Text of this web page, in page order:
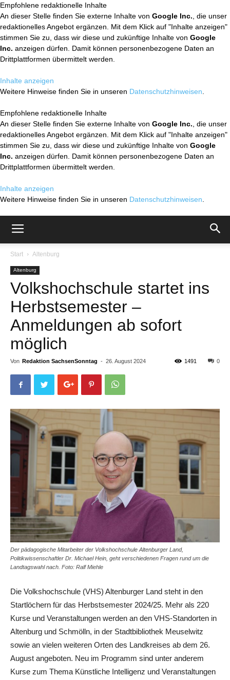
Empfohlene redaktionelle Inhalte
An dieser Stelle finden Sie externe Inhalte von Google Inc. , die unser
redaktionelles Angebot ergänzen. Mit dem Klick auf "Inhalte anzeigen"
stimmen Sie zu, dass wir diese und zukünftige Inhalte von Google
Inc. anzeigen dürfen. Damit können personenbezogene Daten an
Drittplattformen übermittelt werden.
Inhalte anzeigen
Weitere Hinweise finden Sie in unseren Datenschutzhinweisen
Empfohlene redaktionelle Inhalte
An dieser Stelle finden Sie externe Inhalte von Google Inc. , die unser
redaktionelles Angebot ergänzen. Mit dem Klick auf "Inhalte anzeigen"
stimmen Sie zu, dass wir diese und zukünftige Inhalte von Google
Inc. anzeigen dürfen. Damit können personenbezogene Daten an
Drittplattformen übermittelt werden.
Inhalte anzeigen
Weitere Hinweise finden Sie in unseren Datenschutzhinweisen
Start Altenburg
Altenburg
Volkshochschule startet ins
Herbstsemester –
Anmeldungen ab sofort
möglich
Von Redaktion SachsenSonntag - 26. August 2024 0
1491
Der pädagogische Mitarbeiter der Volkshochschule Altenburger Land,
Politikwissenschaftler Dr. Michael Hein, geht verschiedenen Fragen rund um die
Landtagswahl nach. Foto: Ralf Miehle
Die Volkshochschule (VHS) Altenburger Land steht in den
Startlöchern für das Herbstsemester 2024/25. Mehr als 220
Kurse und Veranstaltungen werden an den VHS-Standorten in
Altenburg und Schmölln, in der Stadtbibliothek Meuselwitz
sowie an vielen weiteren Orten des Landkreises ab dem 26.
August angeboten. Neu im Programm sind unter anderem
Kurse zum Thema Künstliche Intelligenz und Veranstaltungen